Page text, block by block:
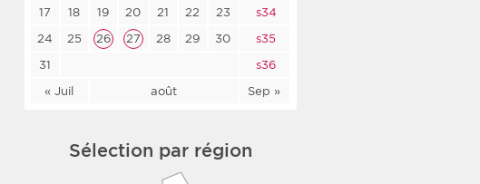
« Juil août Sep »
17
18 19 20 21 22 23
s34
24
25 26 27 28 29 30
s35
31
s36
Sélection par région